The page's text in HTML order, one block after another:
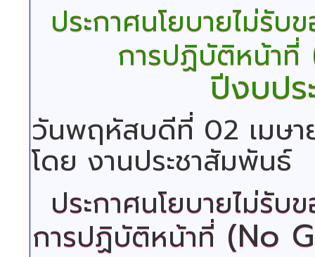
ประกาศนโยบายไม่รั
การปฏิบัติหน้าที่
ปีงบป
วันพฤหัสบดีที่ 02 เมษา
โดย งานประชาสัมพันธ์
ประกาศนโยบายไม่รั
การปฏิบัติหน้าที่ (No